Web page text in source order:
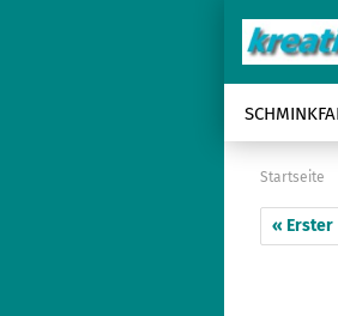
Startseite
« Erster